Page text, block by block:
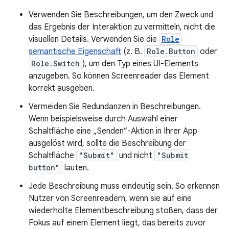
Verwenden Sie Beschreibungen, um den Zweck und
das Ergebnis der Interaktion zu vermitteln, nicht die
visuellen Details. Verwenden Sie die Role
semantische Eigenschaft (z. B. Role.Button oder
Role.Switch ), um den Typ eines UI-Elements
anzugeben. So können Screenreader das Element
korrekt ausgeben.
Vermeiden Sie Redundanzen in Beschreibungen.
Wenn beispielsweise durch Auswahl einer
Schaltfläche eine „Senden“-Aktion in Ihrer App
ausgelöst wird, sollte die Beschreibung der
Schaltfläche
"Submit" und nicht
"Submit
button"
lauten.
Jede Beschreibung muss eindeutig sein. So erkennen
Nutzer von Screenreadern, wenn sie auf eine
wiederholte Elementbeschreibung stoßen, dass der
Fokus auf einem Element liegt, das bereits zuvor